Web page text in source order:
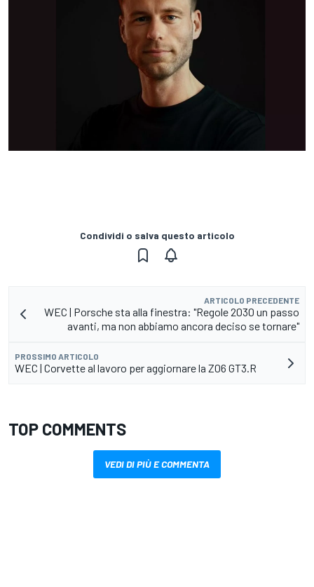
Condividi o salva questo articolo
ARTICOLO PRECEDENTE
WEC | Porsche sta alla finestra: "Regole 2030 un passo
avanti, ma non abbiamo ancora deciso se tornare"
PROSSIMO ARTICOLO
WEC | Corvette al lavoro per aggiornare la Z06 GT3.R
TOP COMMENTS
VEDI DI PIÙ E COMMENTA